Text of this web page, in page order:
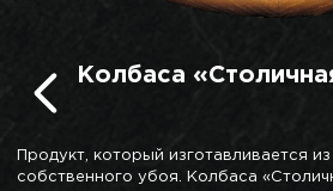
Колбаса
Продукт, который изготавливается
собственного убоя. Колбаса